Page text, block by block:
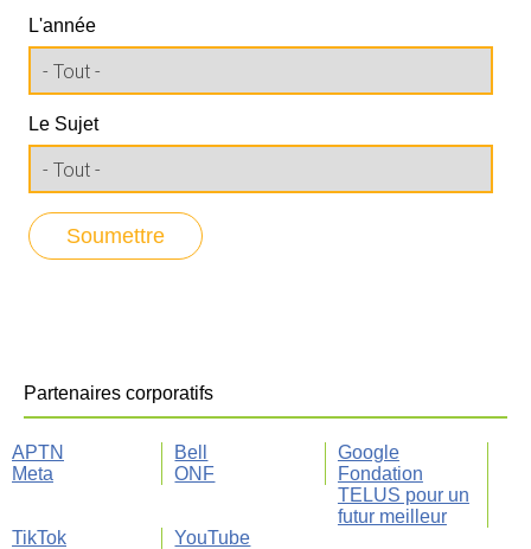
L'année
Le Sujet
Partenaires corporatifs
APTN Bell
Google
Meta
ONF
Fondation
TELUS pour un
futur meilleur
TikTok
YouTube